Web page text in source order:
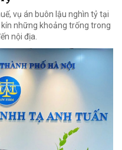
vụ án buôn lậu nghìn tỷ tại
những khoảng trống trong
nội địa.